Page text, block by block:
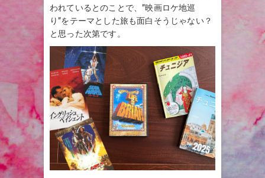
われているとのことで、”映画ロケ地巡
り”をテーマとした旅も面白そうじゃない？
と思った次第です。